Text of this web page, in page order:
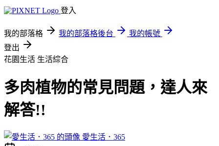
登入
我的部落格 我的部落格後台
我的帳號
登出
花園生活 生活綜合
多肉植物的常見問題，達人來
解答!!
愛生活．365